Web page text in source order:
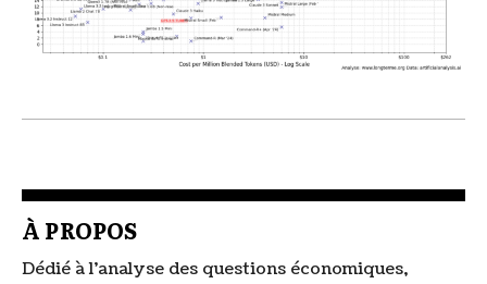
À PROPOS
Dédié à l'analyse des questions économiques,